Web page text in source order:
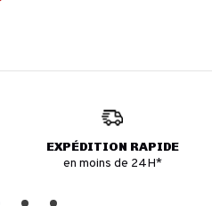
EXPÉDITION RAPIDE
en moins de 24H*